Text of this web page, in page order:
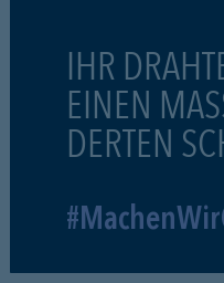
IHR
EINEN
DERTEN